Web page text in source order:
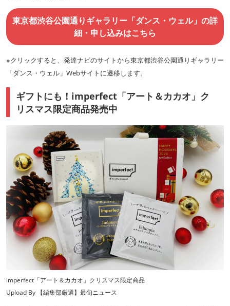
東京都渋谷公園通りギャラリー「ダンス・ウェル」の詳
細・申し込みはこちら
※クリックすると、発達ナビのサイトから東京都渋谷公園通りギャラリー
「ダンス・ウェル」Webサイトに遷移します。
ギフトにも！imperfect「アート＆カカオ」ク
リスマス限定商品発売中
imperfect「アート＆カカオ」クリスマス限定商品
Upload By 【編集部厳選】最旬ニュース